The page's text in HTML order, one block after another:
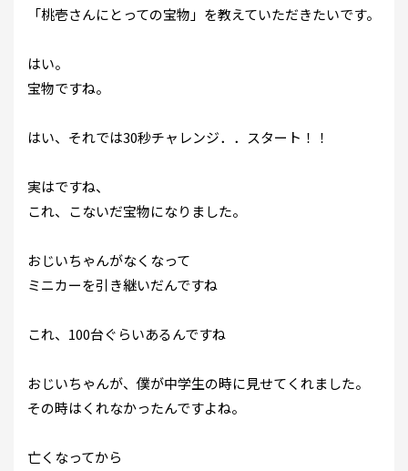
「桃壱さんにとっての宝物」を教えていただきたいです。
はい。
宝物ですね。
はい、それでは30秒チャレンジ．．スタート！！
実はですね、
これ、こないだ宝物になりました。
おじいちゃんがなくなって
ミニカーを引き継いだんですね
これ、100台ぐらいあるんですね
おじいちゃんが、僕が中学生の時に見せてくれました。
その時はくれなかったんですよね。
亡くなってから